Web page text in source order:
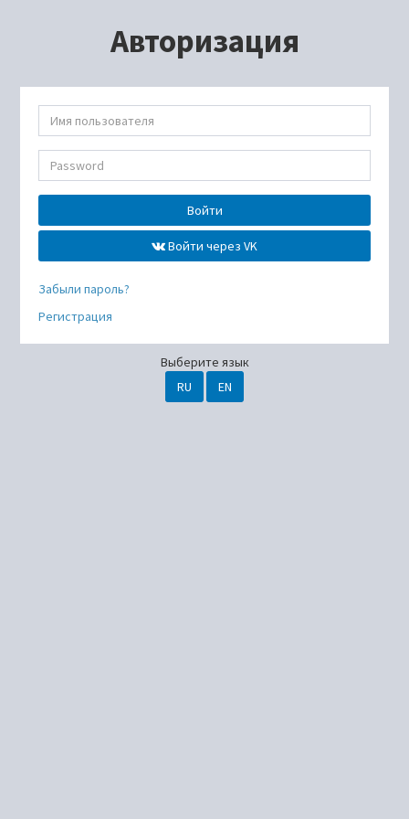
Авторизация
Войти
Войти через VK
Забыли пароль?
Регистрация
Выберите язык